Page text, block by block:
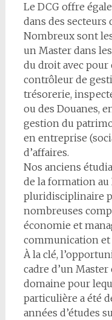
Le DCG offre
dans des secteurs
Nombreux sont
un Master dans
du droit avec
contrôleur de
trésorerie,
ou des Douanes,
gestion du
en entreprise
d’affaires.
Nos anciens
de la formation
pluridisciplinaire
nombreuses
économie et
communication
À la clé,
cadre d’un Master
domaine pour
particulière a été
années d’études